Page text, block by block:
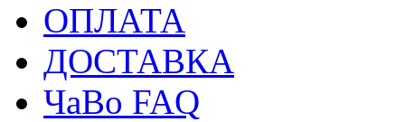
ОПЛАТА
ДОСТАВКА
ЧаВо FAQ